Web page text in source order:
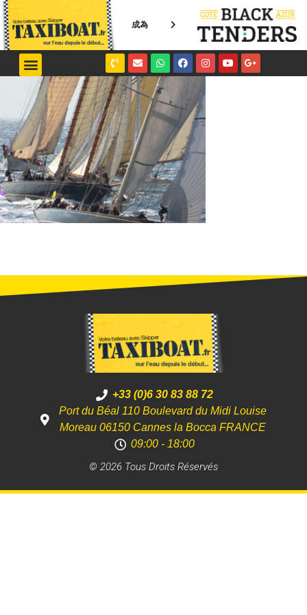
成為
+33 (0)6 30 83 88 72
Port du Béal 110 Boulevard du Midi Louise
Moreau 06150 Cannes la Bocca FRANCE
09:00 - 18:00
© 2026 Tous Droits Réservés